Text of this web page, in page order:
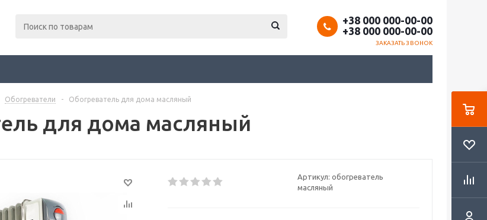
+38 000 000-00-00
+38 000 000-00-00
ЗАКАЗАТЬ ЗВОНОК
Обогреватели - Обогреватель для дома масляный
для дома масляный
Артикул: обогреватель
масляный